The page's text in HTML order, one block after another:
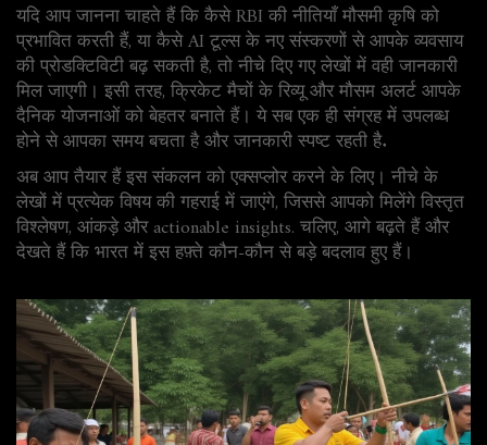
यदि आप जानना चाहते हैं कि कैसे RBI की नीतियाँ मौसमी कृषि को
प्रभावित करती हैं, या कैसे AI टूल्स के नए संस्करणों से आपके व्यवसाय
की प्रोडक्टिविटी बढ़ सकती है, तो नीचे दिए गए लेखों में वही जानकारी
मिल जाएगी। इसी तरह, क्रिकेट मैचों के रिव्यू और मौसम अलर्ट आपके
दैनिक योजनाओं को बेहतर बनाते हैं। ये सब एक ही संग्रह में उपलब्ध
होने से आपका समय बचता है और जानकारी स्पष्ट रहती है.
अब आप तैयार हैं इस संकलन को एक्सप्लोर करने के लिए। नीचे के
लेखों में प्रत्येक विषय की गहराई में जाएंगे, जिससे आपको मिलेंगे विस्तृत
विश्लेषण, आंकड़े और actionable insights. चलिए, आगे बढ़ते हैं और
देखते हैं कि भारत में इस हफ़्ते कौन-कौन से बड़े बदलाव हुए हैं।